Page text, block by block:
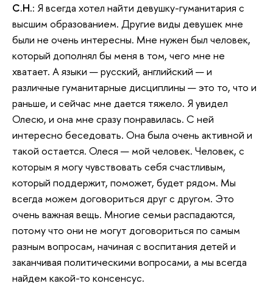
С.Н.: Я всегда хотел найти девушку-гуманитария с
высшим образованием. Другие виды девушек мне
были не очень интересны. Мне нужен был человек,
который дополнял бы меня в том, чего мне не
хватает. А языки — русский, английский — и
различные гуманитарные дисциплины — это то, что и
раньше, и сейчас мне дается тяжело. Я увидел
Олесю, и она мне сразу понравилась. С ней
интересно беседовать. Она была очень активной и
такой остается. Олеся — мой человек. Человек, с
которым я могу чувствовать себя счастливым,
который поддержит, поможет, будет рядом. Мы
всегда можем договориться друг с другом. Это
очень важная вещь. Многие семьи распадаются,
потому что они не могут договориться по самым
разным вопросам, начиная с воспитания детей и
заканчивая политическими вопросами, а мы всегда
найдем какой-то консенсус.